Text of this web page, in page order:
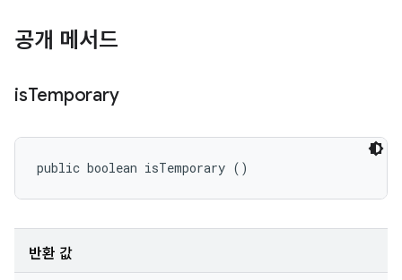
공개 메서드
isTemporary
public boolean isTemporary ()
반환 값